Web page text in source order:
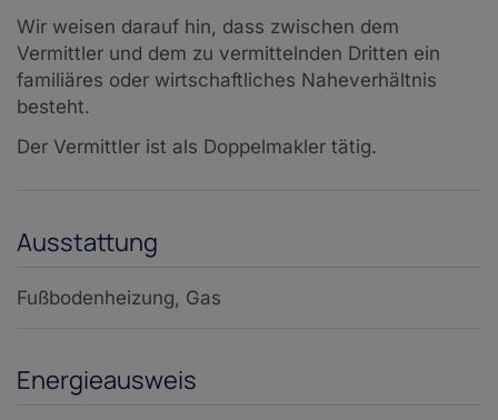
Wir weisen darauf hin, dass zwischen dem
Vermittler und dem zu vermittelnden Dritten ein
familiäres oder wirtschaftliches Naheverhältnis
besteht.
Der Vermittler ist als Doppelmakler tätig.
Ausstattung
Fußbodenheizung Gas
Energieausweis